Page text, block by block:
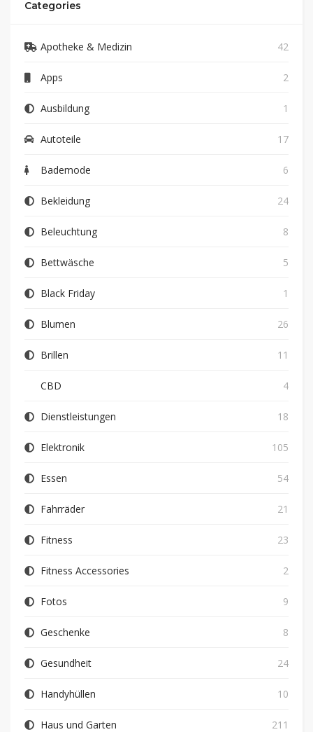
Categories
Apotheke & Medizin 42
Apps 2
Ausbildung 1
Autoteile 17
Bademode 6
Bekleidung 24
Beleuchtung 8
Bettwäsche 5
Black Friday 1
Blumen 26
Brillen 11
CBD 4
Dienstleistungen 18
Elektronik 105
Essen 54
Fahrräder 21
Fitness 23
Fitness Accessories 2
Fotos 9
Geschenke 8
Gesundheit 24
Handyhüllen 10
Haus und Garten 211